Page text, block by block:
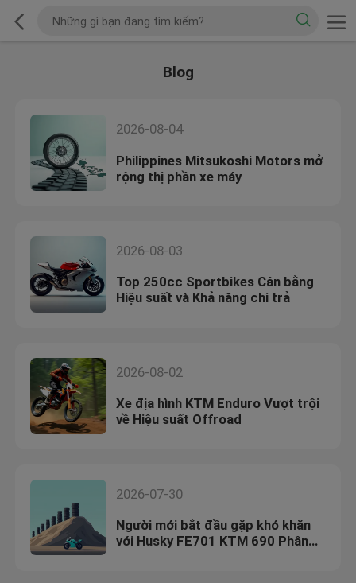
Blog
2026-08-04
Philippines Mitsukoshi Motors mở
rộng thị phần xe máy
2026-08-03
Top 250cc Sportbikes Cân bằng
Hiệu suất và Khả năng chi trả
2026-08-02
Xe địa hình KTM Enduro Vượt trội
về Hiệu suất Offroad
2026-07-30
Người mới bắt đầu gặp khó khăn
với Husky FE701 KTM 690 Phân